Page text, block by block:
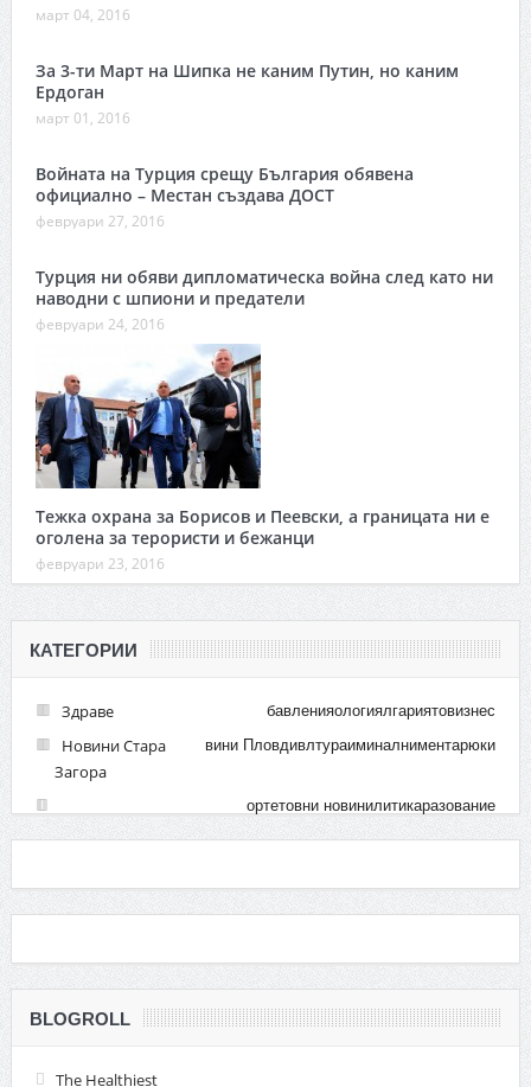
март 04, 2016
За 3-ти Март на Шипка не каним Путин, но каним
Ердоган
март 01, 2016
Войната на Турция срещу България обявена
официално – Местан създава ДОСТ
февруари 27, 2016
Турция ни обяви дипломатическа война след като ни
наводни с шпиони и предатели
февруари 24, 2016
Тежка охрана за Борисов и Пеевски, а границата ни е
оголена за терористи и бежанци
февруари 23, 2016
КАТЕГОРИИ
знес
тови
лгария
ология
бавления
Здраве
юки
ментар
иминални
лтура
вини Пловдив
Новини Стара
Загора
разование
литика
етовни новини
орт
BLOGROLL
The Healthiest